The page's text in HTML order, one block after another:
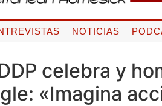
NOTICIAS
celebra y
«Imagina